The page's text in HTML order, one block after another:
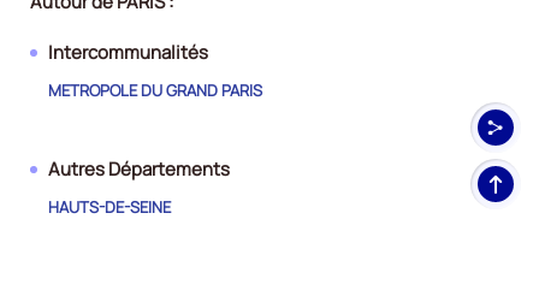
Intercommunalités
METROPOLE DU GRAND PARIS
Autres Départements
HAUTS-DE-SEINE
Haut
de